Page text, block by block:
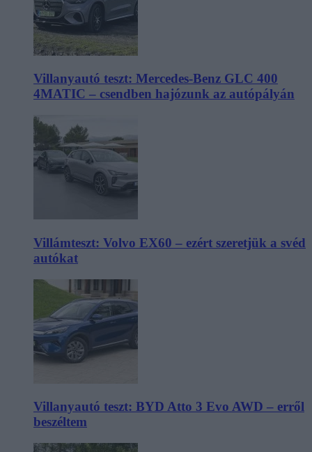
Villanyautó teszt: Mercedes-Benz GLC 400
4MATIC – csendben hajózunk az autópályán
Villámteszt: Volvo EX60 – ezért szeretjük a svéd
autókat
Villanyautó teszt: BYD Atto 3 Evo AWD – erről
beszéltem